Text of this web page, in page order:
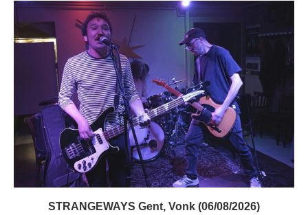
STRANGEWAYS Gent, Vonk (06/08/2026)